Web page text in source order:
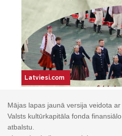
Mājas lapas jaunā versija veidota ar
Valsts kultūrkapitāla fonda finansiālo
atbalstu.